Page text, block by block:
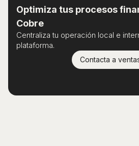
Optimiza tus procesos
Cobre
Centraliza tu operación local e
plataforma.
Contacta a